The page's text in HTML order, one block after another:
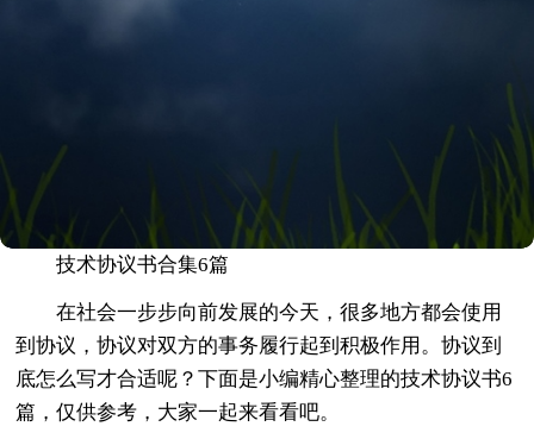
技术协议书合集6篇
在社会一步步向前发展的今天，很多地方都会使用
到协议，协议对双方的事务履行起到积极作用。协议到
底怎么写才合适呢？下面是小编精心整理的技术协议书6
篇，仅供参考，大家一起来看看吧。